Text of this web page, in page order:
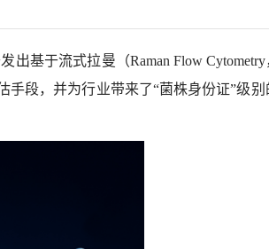
出基于流式拉曼（Raman Flow Cytometry
段，并为行业带来了“菌株身份证”级